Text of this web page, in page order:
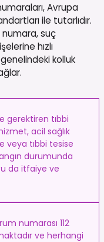
Avrupa
ile tutarlıdır.
numara, suç
hızlı
kolluk
gerektiren tıbbi
acil sağlık
veya tıbbi tesise
durumunda
da itfaiye ve
numarası 112
ve herhangi